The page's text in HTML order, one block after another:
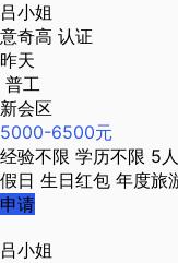
吕小姐
意奇高 认证
昨天
普工
新会区
5000-6500元
经验不限 学历不限 5人
假日 生日红包 年度旅
申请
吕小姐